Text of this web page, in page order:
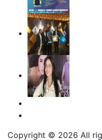
Copyright © 2026 All